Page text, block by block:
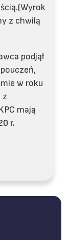
z chwilą
podjął
w roku
z
mają
r.